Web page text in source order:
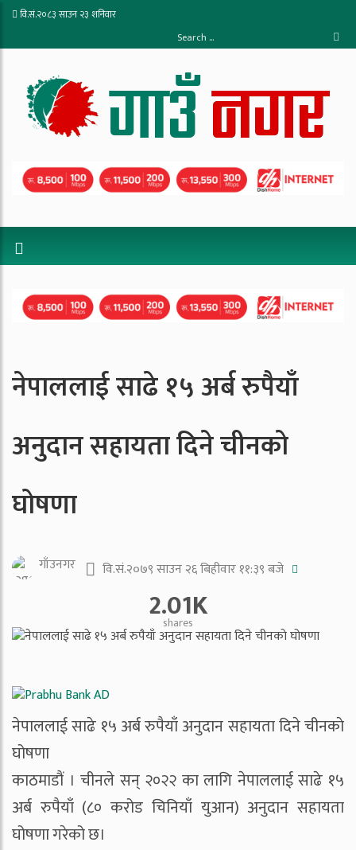
वि.सं.२०८३ साउन २३ शनिवार
नेपाललाई साढे १५ अर्ब रुपैयाँ
अनुदान सहायता दिने चीनकाे
घोषणा
गाँउनगर वि.सं.२०७९ साउन २६ बिहीवार ११:३९ बजे
2.01K
shares
नेपाललाई साढे १५ अर्ब रुपैयाँ अनुदान सहायता दिने चीनकाे
घोषणा
काठमाडौं । चीनले सन् २०२२ का लागि नेपाललाई साढे १५
अर्ब रुपैयाँ (८० करोड चिनियाँ युआन) अनुदान सहायता
घोषणा गरेको छ।